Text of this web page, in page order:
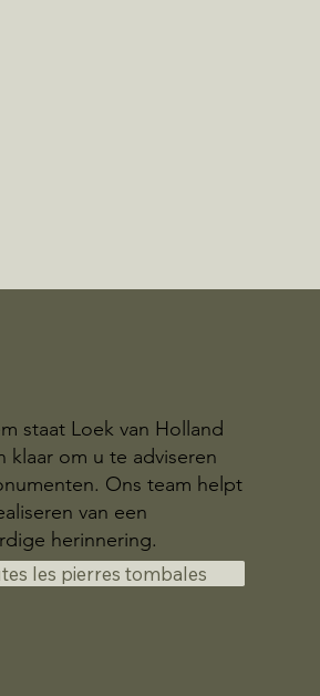
staat Loek van Holland
klaar om u te adviseren
Ons team helpt
van een
herinnering.
les pierres tombales